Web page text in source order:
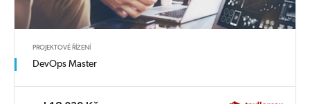
PROJEKTOVÉ ŘÍZENÍ
DevOps Master